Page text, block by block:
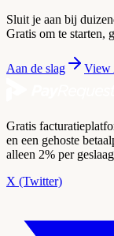
Sluit je aan bij
Gratis om te starten,
Aan de slag View
Gratis
en een gehoste
alleen 2% per
X (Twitter)